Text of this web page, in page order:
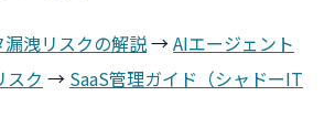
洩リスクの解説→AIエージェント
スク → SaaS管理ガイド（シャドーIT